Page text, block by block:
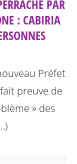
PAR
: CABIRIA
Préfet
preuve de
» des